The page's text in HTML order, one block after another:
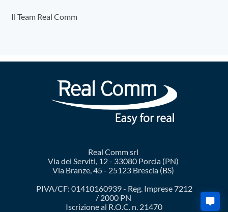
Il Team Real Comm
Real Comm srl
Via dei Serviti, 12 - 33080 Porcia (PN)
Via Branze, 45 - 25123 Brescia (BS)
PIVA/CF: 01410160939 - Reg. Imprese 7212
/ 2000 PN
Iscrizione al R.O.C. n. 21470